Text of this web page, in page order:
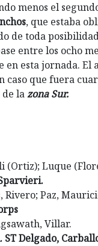
menos el
, que estaba
de toda
entre los ocho
en esta jornada. El
que fuera
lazona Sur.
(Ortiz); Luque
Rivero; Paz,
Villar.
ST Delgado,